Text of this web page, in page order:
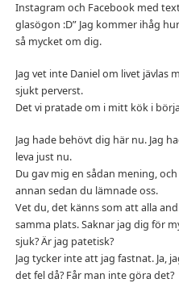
Instagram och Facebook med
glasögon :D” Jag kommer ihåg
så mycket om dig.
Jag vet inte Daniel om livet jävlas
sjukt perverst.
Det vi pratade om i mitt kök i
Jag hade behövt dig här nu. Jag
leva just nu.
Du gav mig en sådan mening,
annan sedan du lämnade oss.
Vet du, det känns som att alla
samma plats. Saknar jag dig för
sjuk? Är jag patetisk?
Jag tycker inte att jag fastnat. Ja,
det fel då? Får man inte göra det?